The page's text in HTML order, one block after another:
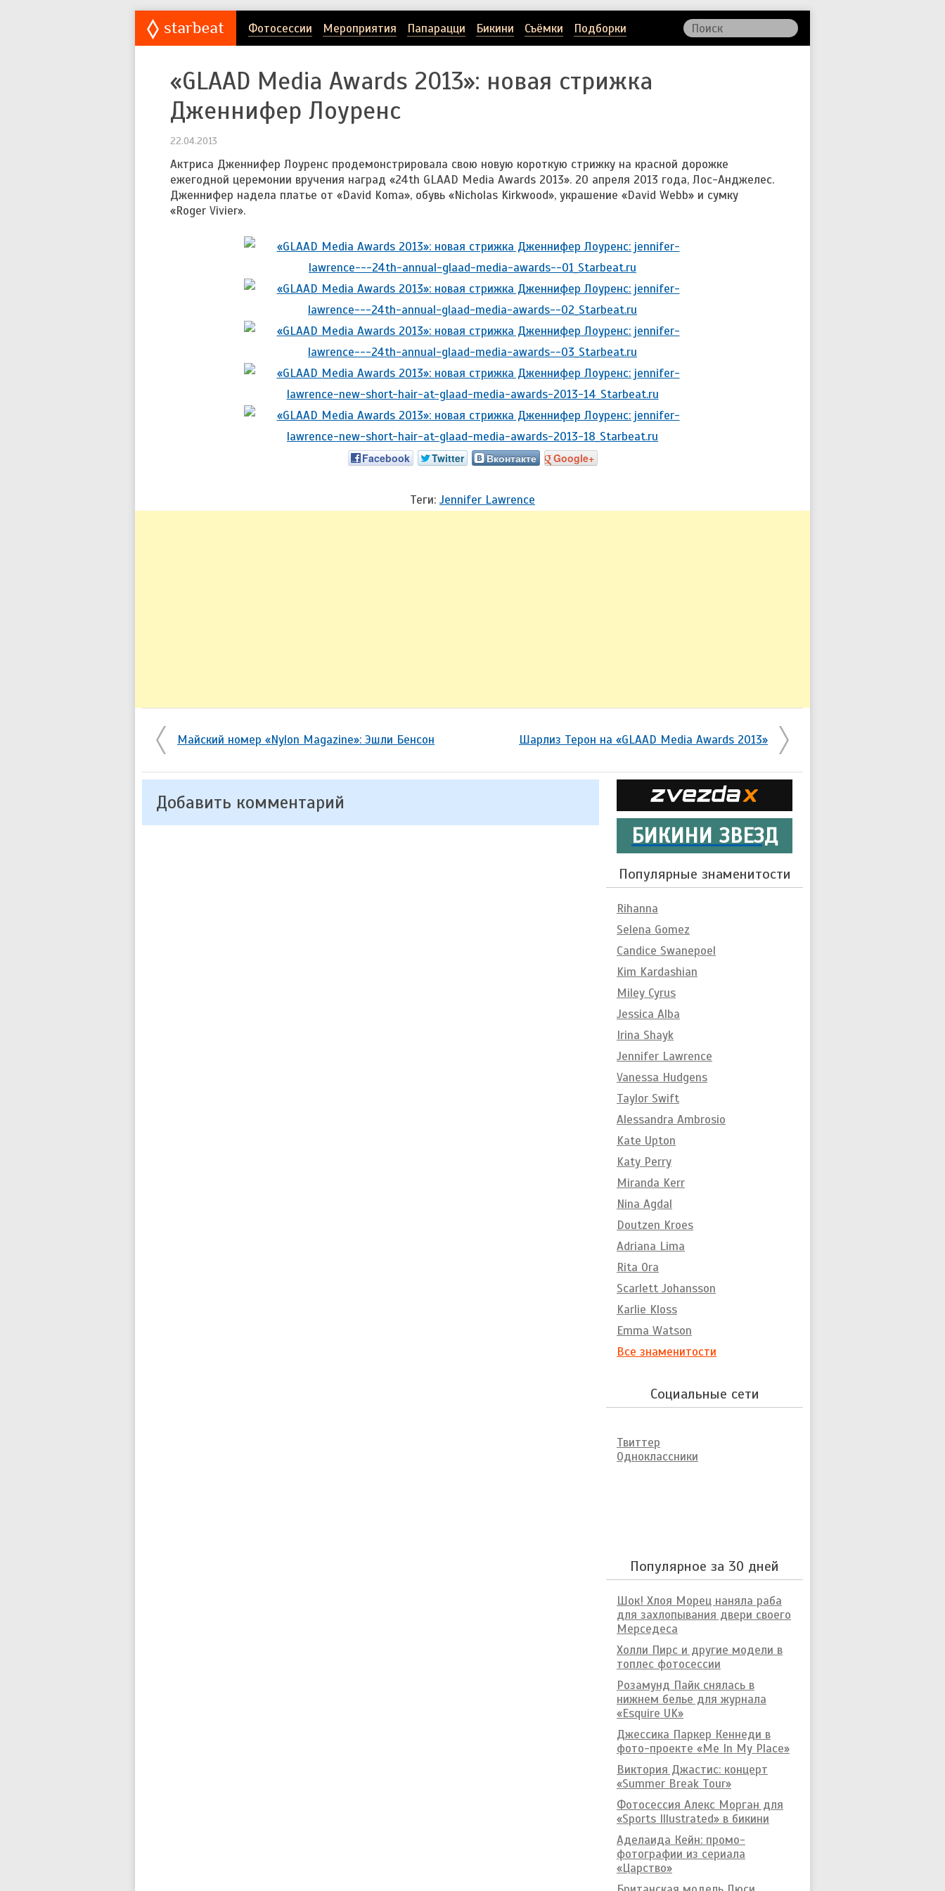
Фотосессии Мероприятия Папарацци Бикини Съёмки Подборки
«GLAAD Media Awards 2013»: новая стрижка
Дженнифер Лоуренс
22.04.2013
Актриса Дженнифер Лоуренс продемонстрировала свою новую короткую стрижку на красной дорожке
ежегодной церемонии вручения наград «24th GLAAD Media Awards 2013». 20 апреля 2013 года, Лос-Анджелес.
Дженнифер надела платье от «David Koma», обувь «Nicholas Kirkwood», украшение «David Webb» и сумку
«Roger Vivier».
Facebook Twitter Вконтакте Google+
Теги: Jennifer Lawrence
Майский номер «Nylon Magazine»: Эшли Бенсон Шарлиз Терон на «GLAAD Media Awards 2013»
Добавить комментарий
БИКИНИ ЗВЕЗД
Популярные знаменитости
Rihanna
Selena Gomez
Candice Swanepoel
Kim Kardashian
Miley Cyrus
Jessica Alba
Irina Shayk
Jennifer Lawrence
Vanessa Hudgens
Taylor Swift
Alessandra Ambrosio
Kate Upton
Katy Perry
Miranda Kerr
Nina Agdal
Doutzen Kroes
Adriana Lima
Rita Ora
Scarlett Johansson
Karlie Kloss
Emma Watson
Все знаменитости
Социальные сети
Твиттер
Одноклассники
Популярное за 30 дней
Шок! Хлоя Морец наняла раба
для захлопывания двери своего
Мерседеса
Холли Пирс и другие модели в
топлес фотосессии
Розамунд Пайк снялась в
нижнем белье для журнала
«Esquire UK»
Джессика Паркер Кеннеди в
фото-проекте «Me In My Place»
Виктория Джастис: концерт
«Summer Break Tour»
Фотосессия Алекс Морган для
«Sports Illustrated» в бикини
Аделаида Кейн: промо-
фотографии из сериала
«Царство»